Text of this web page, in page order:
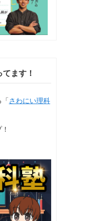
ます！
さわにい理科